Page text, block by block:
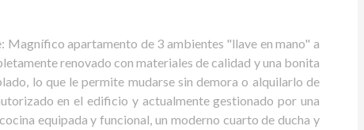
Magnífico apartamento de 3 ambientes "llave en mano" a
renovado con materiales de calidad y una bonita
lo que le permite mudarse sin demora o alquilarlo de
en el edificio y actualmente gestionado por una
equipada y funcional, un moderno cuarto de ducha y